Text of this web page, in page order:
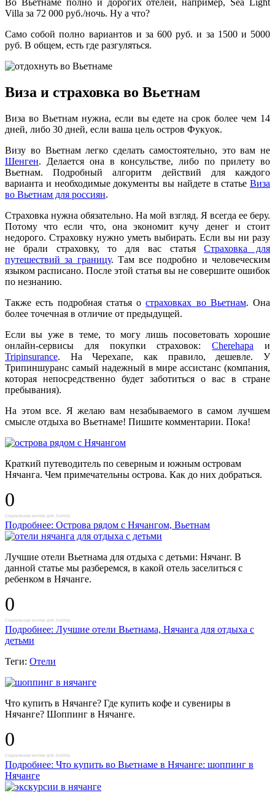
Во Вьетнаме полно и дорогих отелей, например, Sea Light
Villa за 72 000 руб./ночь. Ну а что?
Само собой полно вариантов и за 600 руб. и за 1500 и 5000
руб. В общем, есть где разгуляться.
Виза и страховка во Вьетнам
Виза во Вьетнам нужна, если вы едете на срок более чем 14
дней, либо 30 дней, если ваша цель остров Фукуок.
Визу во Вьетнам легко сделать самостоятельно, это вам не
Шенген. Делается она в консульстве, либо по прилету во
Вьетнам. Подробный алгоритм действий для каждого
варианта и необходимые документы вы найдете в статье Виза
во Вьетнам для россиян.
Страховка нужна обязательно. На мой взгляд. Я всегда ее беру.
Потому что если что, она экономит кучу денег и стоит
недорого. Страховку нужно уметь выбирать. Если вы ни разу
не брали страховку, то для вас статьяСтраховка для
путешествий за границу. Там все подробно и человеческим
языком расписано. После этой статья вы не совершите ошибок
по незнанию.
Также есть подробная статья остраховках во Вьетнам. Она
более точечная в отличие от предыдущей.
Если вы уже в теме, то могу лишь посоветовать хорошие
онлайн-сервисы для покупки страховок:Cherehapa и
Tripinsurance. На Черехапе, как правило, дешевле. У
Трипиншуранс самый надежный в мире ассистанс (компания,
которая непосредственно будет заботиться о вас в стране
пребывания).
На этом все. Я желаю вам незабываемого в самом лучшем
смысле отдыха во Вьетнаме! Пишите комментарии. Пока!
Краткий путеводитель по северным и южным островам
Нячанга. Чем примечательны острова. Как до них добраться.
0
Социальные кнопки для Joomla
Подробнее: Острова рядом с Нячангом, Вьетнам
Лучшие отели Вьетнама для отдыха с детьми: Нячанг. В
данной статье мы разберемся, в какой отель заселиться с
ребенком в Нячанге.
0
Социальные кнопки для Joomla
Подробнее: Лучшие отели Вьетнама, Нячанга для отдыха с
детьми
Теги: Отели
Что купить в Нячанге? Где купить кофе и сувениры в
Нячанге? Шоппинг в Нячанге.
0
Социальные кнопки для Joomla
Подробнее: Что купить во Вьетнаме в Нячанге: шоппинг в
Нячанге